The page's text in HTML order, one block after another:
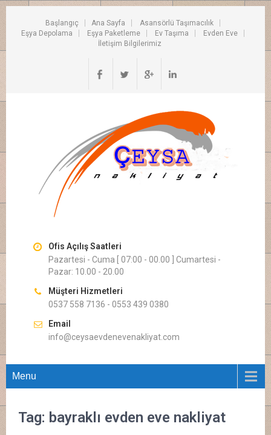
Başlangıç Ana Sayfa
Asansörlü Taşımacılık
Eşya Depolama
Eşya Paketleme Ev Taşıma
Evden Eve
İletişim Bilgilerimiz
Ofis Açılış Saatleri
Pazartesi - Cuma [ 07:00 - 00.00 ] Cumartesi -
Pazar: 10.00 - 20.00
Müşteri Hizmetleri
0537 558 7136 - 0553 439 0380
Email
info@ceysaevdenevenakliyat.com
Menu
Tag: bayraklı evden eve nakliyat